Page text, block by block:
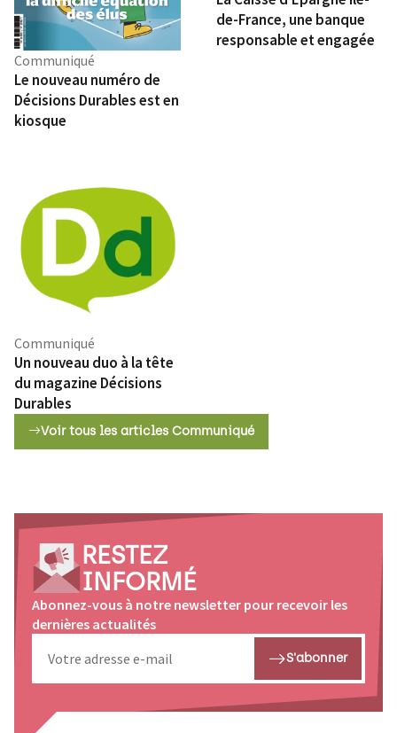
l’hydrogène. Souvent présenté comme un pilier de
la transition énergétique, il suscite autant
d’espoirs que d’interrogations. Entre maturité
technologique, défis industriels et réalités
économiques, où en est réellement la filière ? Effet
d’annonce ou véritable levier de décarbonation ?
transforment concrètement leur secteur. Parmi les
personnalités à découvrir : Leslie Tahar (La
Plateforme du Bâtiment), Eloa Guillotin,
fondatrice de Beyond Aero, qui travaille à
l’avènement d’une aviation décarbonée, ou encore
les équipes d’Holicare, qui réinventent
l’accompagnement en santé. À travers ces regards
simple : dans un monde mouvant, les engagements
qui résistent sont ceux qui s’incarnent dans des
actions concrètes. Abonnez-vous pour recevoir le
dernier numéro !
générations. Quand le climat redessine déjà
l’immobilier La rubrique « Secteur à la Une »
s’attaque à une question qui touche directement les
territoires et les investisseurs : l’impact du
changement climatique sur la valeur des biens
immobiliers. Les canicules, le retrait des argiles, la
montée des eaux… ces phénomènes commencent
immobilière en France. Des initiatives qui montrent
la voie Comme à chaque numéro, Décisions
Durables met en lumière celles et ceux qui
expérimentent déjà d’autres modèles.
Entrepreneurs, territoires, chercheurs ou acteurs
associatifs : leurs initiatives illustrent des
transitions à l’œuvre dans de nombreux secteurs,
l’innovation sociale. L’agriculture et le patrimoine
A lire aussi : la question du burn-out agricole et les
nouvelles formes d’organisation collective qui
émergent pour rendre le métier plus soutenable.
Décisions Durables explore aussi le rôle du
patrimoine dans les processus de paix ou encore les
Communiqué
Le nouveau numéro de
Décisions Durables est en
kiosque
de-France, une banque
responsable et engagée
Communiqué
Un nouveau duo à la tête
du magazine Décisions
Durables
Voir tous les articles Communiqué
RESTEZ
INFORMÉ
Abonnez-vous à notre newsletter pour recevoir les
dernières actualités
S'abonner